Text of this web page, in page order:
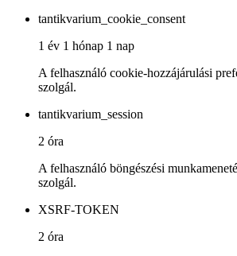
tantikvarium_cookie_consent
1 év 1 hónap 1 nap
A felhasználó cookie-hozzájárulási
szolgál.
tantikvarium_session
2 óra
A felhasználó böngészési
szolgál.
XSRF-TOKEN
2 óra